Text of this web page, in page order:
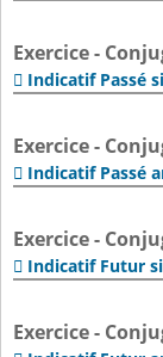
Exercice -
 Indicatif Passé
Exercice -
 Indicatif Passé
Exercice -
 Indicatif Futur
Exercice -